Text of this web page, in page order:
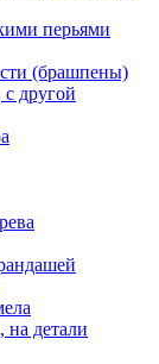
перьями
(брашпены)
другой
детали